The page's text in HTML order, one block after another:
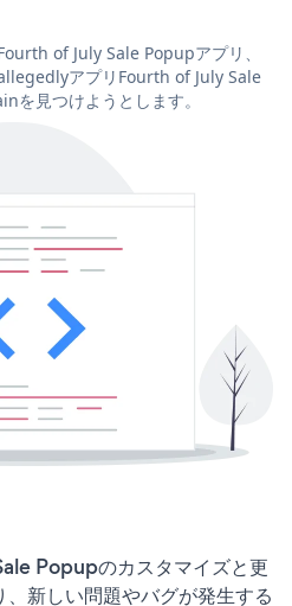
of July Sale Popupアプリ、
アプリFourth of July Sale
見つけようとします。
Popupのカスタマイズと更
新しい問題やバグが発生する